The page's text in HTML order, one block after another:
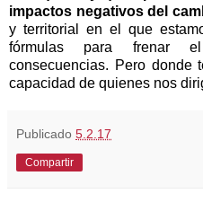
impactos negativos del
y territorial en el que
fórmulas para frenar
consecuencias. Pero donde
capacidad de quienes nos
Publicado 5.2.17
Compartir